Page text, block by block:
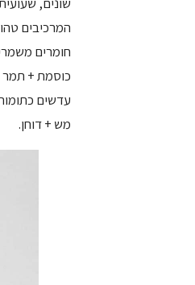
המרכיבים
חומרים
כוסמת + תמר
עדשים
מש + דוחן.